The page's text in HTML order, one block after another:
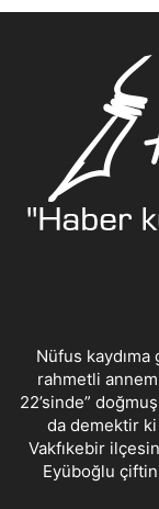
Nüfus
rahmetli
22’sinde”
da demektir ki
Vakfıkebir
Eyüboğlu